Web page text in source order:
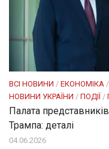
ВСІ НОВИНИ / ЕКОНОМІКА /
НОВИНИ УКРАЇНИ / ПОДІЇ /
Палата
Трампа: деталі
04.06.2026